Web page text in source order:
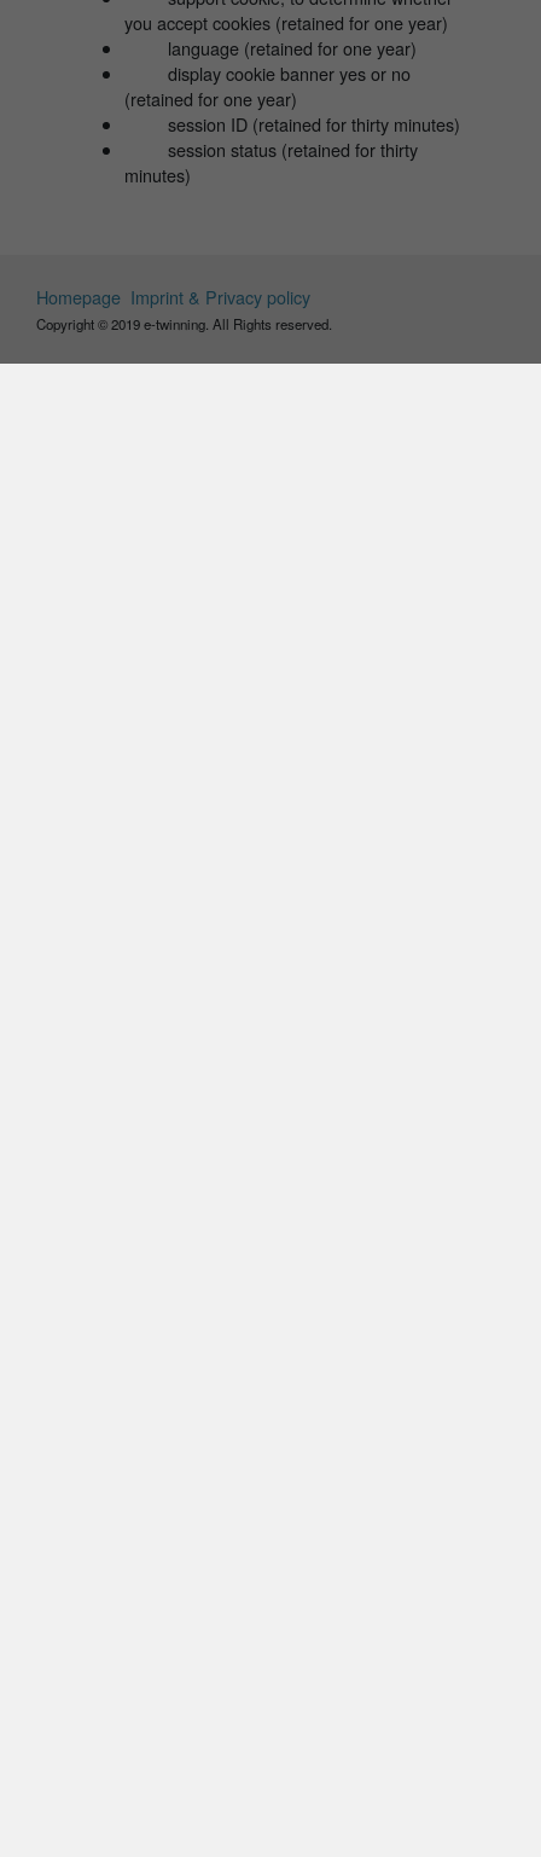
you accept cookies (retained for one year)
language (retained for one year)
display cookie banner yes or no
(retained for one year)
session ID (retained for thirty minutes)
session status (retained for thirty
minutes)
Homepage Imprint & Privacy policy
Copyright © 2019 e-twinning. All Rights reserved.